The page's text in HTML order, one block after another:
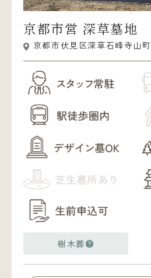
京都市営 深草墓地
京都市伏見区深草石峰寺山町
樹木葬